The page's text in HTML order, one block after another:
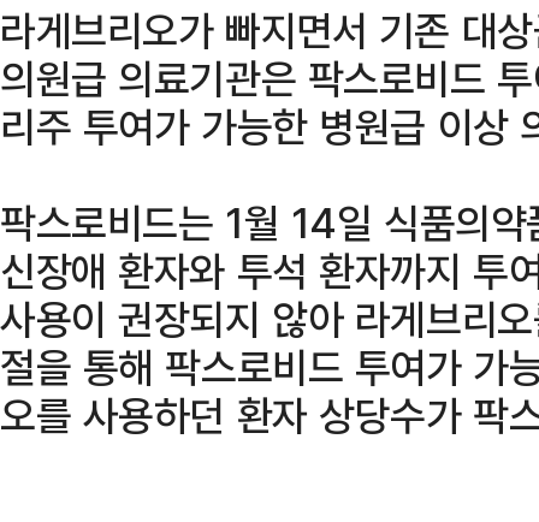
라게브리오가 빠지면서 기존 대
의원급 의료기관은 팍스로비드
리주 투여가 가능한 병원급 이상
팍스로비드는 1월 14일 식품의
신장애 환자와 투석 환자까지 투
사용이 권장되지 않아 라게브리
절을 통해 팍스로비드 투여가 가
오를 사용하던 환자 상당수가 팍